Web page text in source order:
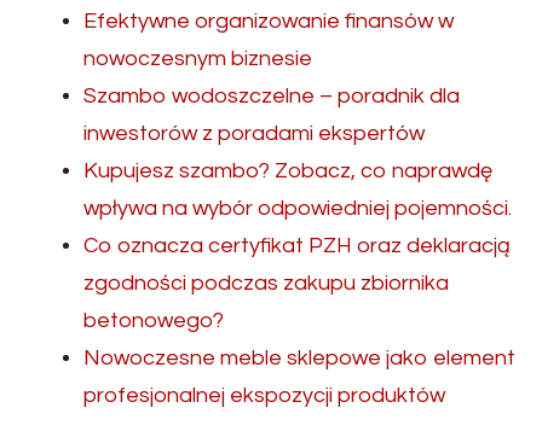
Efektywne organizowanie finansów w
nowoczesnym biznesie
Szambo wodoszczelne – poradnik dla
inwestorów z poradami ekspertów
Kupujesz szambo? Zobacz, co naprawdę
wpływa na wybór odpowiedniej pojemności.
Co oznacza certyfikat PZH oraz deklaracją
zgodności podczas zakupu zbiornika
betonowego?
Nowoczesne meble sklepowe jako element
profesjonalnej ekspozycji produktów